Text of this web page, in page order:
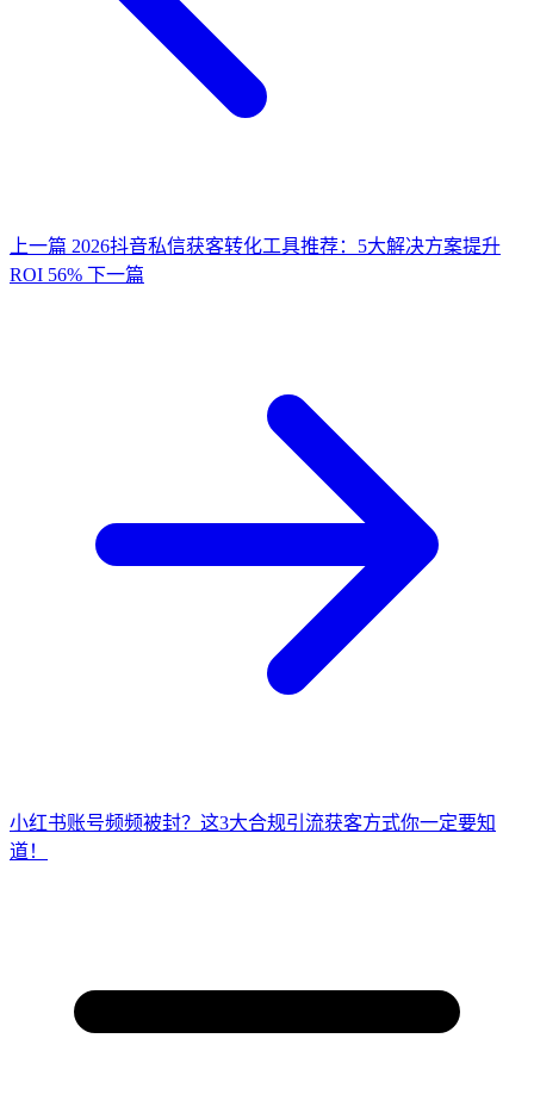
上一篇 2026抖音私信获客转化工具推荐：5大解决方案提升
ROI 56% 下一篇
小红书账号频频被封？这3大合规引流获客方式你一定要知
道！